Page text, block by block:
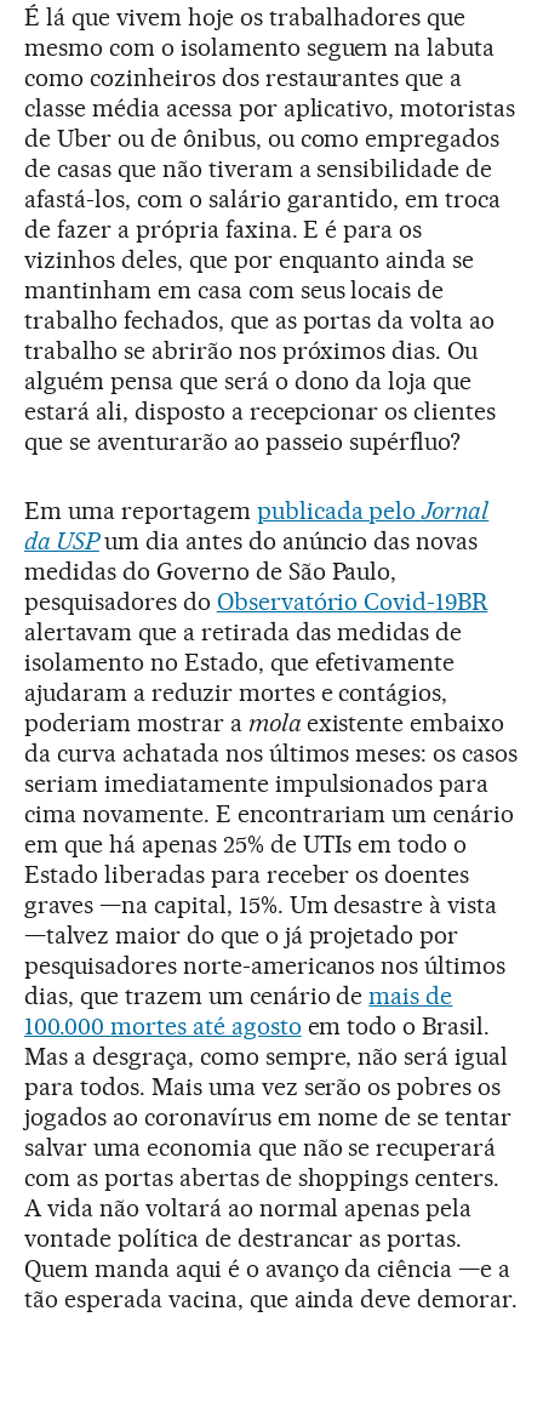
É lá que vivem hoje os trabalhadores que
mesmo com o isolamento seguem na labuta
como cozinheiros dos restaurantes que a
classe média acessa por aplicativo, motoristas
de Uber ou de ônibus, ou como empregados
de casas que não tiveram a sensibilidade de
afastá-los, com o salário garantido, em troca
de fazer a própria faxina. E é para os
vizinhos deles, que por enquanto ainda se
mantinham em casa com seus locais de
trabalho fechados, que as portas da volta ao
trabalho se abrirão nos próximos dias. Ou
alguém pensa que será o dono da loja que
estará ali, disposto a recepcionar os clientes
que se aventurarão ao passeio supérfluo?
Em uma reportagem publicada peloJornal
da USPum dia antes do anúncio das novas
medidas do Governo de São Paulo,
pesquisadores do Observatório Covid-19BR
alertavam que a retirada das medidas de
isolamento no Estado, que efetivamente
ajudaram a reduzir mortes e contágios,
poderiam mostrar a mola existente embaixo
da curva achatada nos últimos meses: os casos
seriam imediatamente impulsionados para
cima novamente. E encontrariam um cenário
em que há apenas 25% de UTIs em todo o
Estado liberadas para receber os doentes
graves —na capital, 15%. Um desastre à vista
—talvez maior do que o já projetado por
pesquisadores norte-americanos nos últimos
dias, que trazem um cenário demais de
100.000 mortes até agosto em todo o Brasil.
Mas a desgraça, como sempre, não será igual
para todos. Mais uma vez serão os pobres os
jogados ao coronavírus em nome de se tentar
salvar uma economia que não se recuperará
com as portas abertas de shoppings centers.
A vida não voltará ao normal apenas pela
vontade política de destrancar as portas.
Quem manda aqui é o avanço da ciência —e a
tão esperada vacina, que ainda deve demorar.